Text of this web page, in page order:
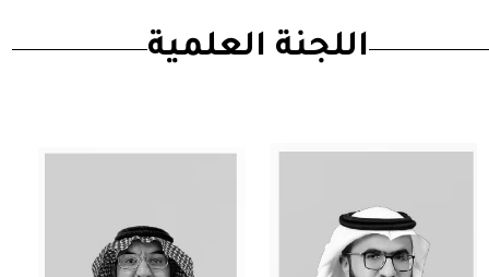
اللجنة العلمية